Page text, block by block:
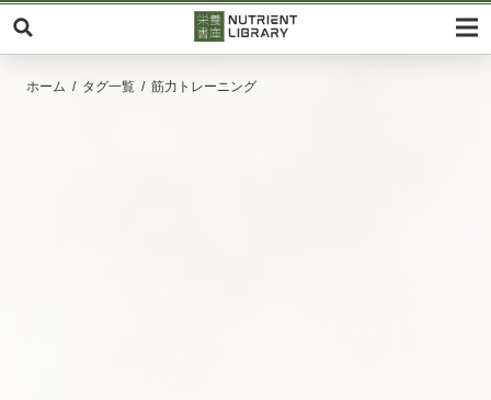
ホーム タグ一覧 筋力トレーニング